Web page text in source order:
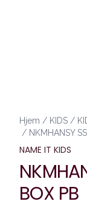
Hjem / KIDS /
/ NKMHANSY
NAME IT KIDS
BOX PB